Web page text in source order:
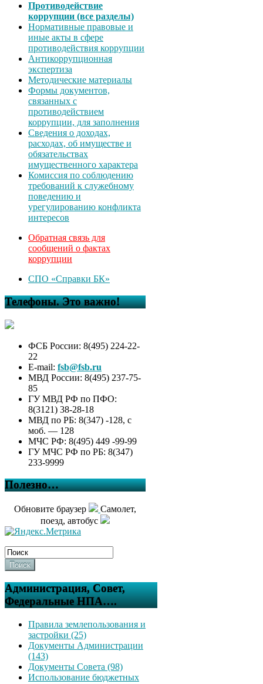
Противодействие
коррупции (все разделы)
Нормативные правовые и
иные акты в сфере
противодействия коррупции
Антикоррупционная
экспертиза
Методические материалы
Формы документов,
связанных с
противодействием
коррупции, для заполнения
Сведения о доходах,
расходах, об имуществе и
обязательствах
имущественного характера
Комиссия по соблюдению
требований к служебному
поведению и
урегулированию конфликта
интересов
Обратная связь для
сообщений о фактах
коррупции
СПО «Справки БК»
Телефоны. Это важно!
ФСБ России: 8(495) 224-22-
22
E-mail: fsb@fsb.ru
МВД России: 8(495) 237-75-
85
ГУ МВД РФ по ПФО:
8(3121) 38-28-18
МВД по РБ: 8(347) -128, с
моб. — 128
МЧС РФ: 8(495) 449 -99-99
ГУ МЧС РФ по РБ: 8(347)
233-9999
Полезно…
Обновите браузер
Самолет,
поезд, автобус
Поиск
Администрация, Совет,
Федеральные НПА….
Правила землепользования и
застройки (25)
Документы Администрации
(143)
Документы Совета (98)
Использование бюджетных